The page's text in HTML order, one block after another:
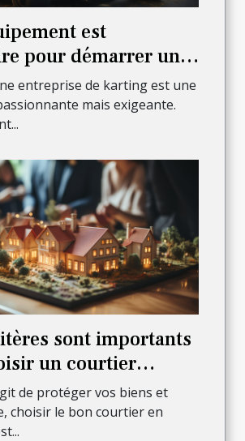
est
pour démarrer une
de karting ?
entreprise de karting est une
mais exigeante.
sont importants
un courtier
et sécurité des
la famille ?
de protéger vos biens et
choisir le bon courtier en